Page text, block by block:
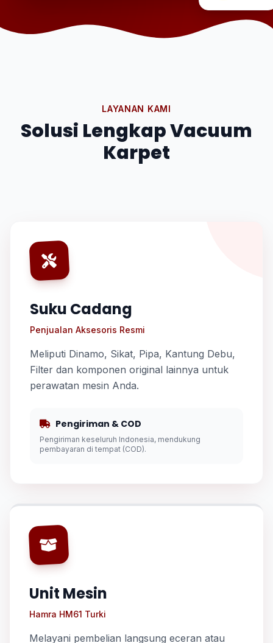
LAYANAN KAMI
Solusi Lengkap Vacuum
Karpet
Suku Cadang
Penjualan Aksesoris Resmi
Meliputi Dinamo, Sikat, Pipa, Kantung Debu,
Filter dan komponen original lainnya untuk
perawatan mesin Anda.
Pengiriman & COD
Pengiriman keseluruh Indonesia, mendukung
pembayaran di tempat (COD).
Unit Mesin
Hamra HM61 Turki
Melayani pembelian langsung eceran atau